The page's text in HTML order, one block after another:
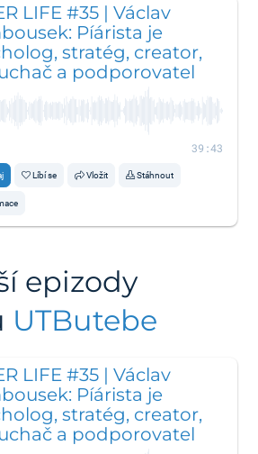
LIFE #35 | Václav
Píárista je
stratég, creator,
a podporovatel
39:43
Líbí se Vložit Stáhnout
epizody
UTButebe
LIFE #35 | Václav
Píárista je
stratég, creator,
a podporovatel